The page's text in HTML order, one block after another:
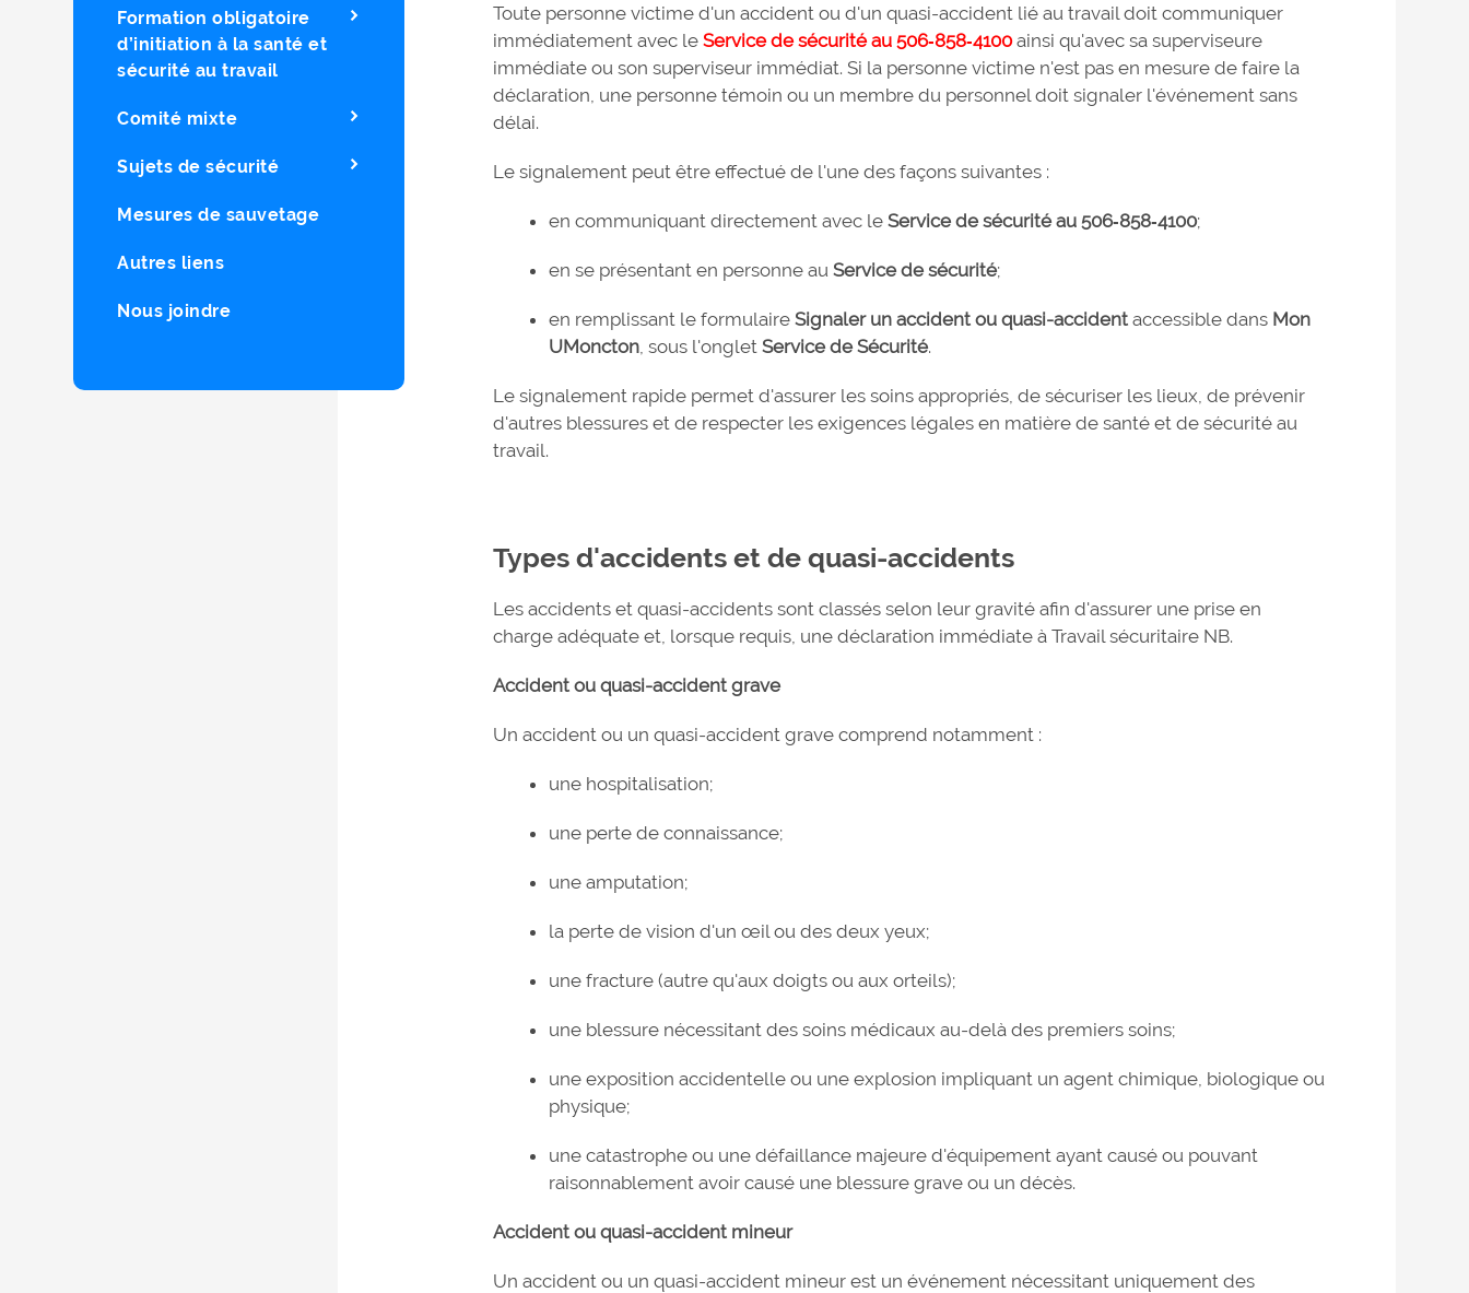
Formation obligatoire
d’initiation à la santé et
sécurité au travail
Comité mixte
Sujets de sécurité
Mesures de sauvetage
Autres liens
Nous joindre
Toute personne victime d'un accident ou d'un quasi-accident lié au travail doit communiquer
immédiatement avec leService de sécurité au 506‑858‑4100ainsi qu'avec sa superviseure
immédiate ou son superviseur immédiat. Si la personne victime n'est pas en mesure de faire la
déclaration, une personne témoin ou un membre du personnel doit signaler l'événement sans
délai.
Le signalement peut être effectué de l'une des façons suivantes :
en communiquant directement avec leService de sécurité au 506‑858‑4100;
en se présentant en personne auService de sécurité;
en remplissant le formulaireSignaler un accident ou quasi-accident accessible dans Mon
UMoncton , sous l'ongletService de Sécurité.
Le signalement rapide permet d'assurer les soins appropriés, de sécuriser les lieux, de prévenir
d'autres blessures et de respecter les exigences légales en matière de santé et de sécurité au
travail.
Types d'accidents et de quasi-accidents
Les accidents et quasi-accidents sont classés selon leur gravité afin d'assurer une prise en
charge adéquate et, lorsque requis, une déclaration immédiate à Travail sécuritaire NB.
Accident ou quasi-accident grave
Un accident ou un quasi-accident grave comprend notamment :
une hospitalisation;
une perte de connaissance;
une amputation;
la perte de vision d'un œil ou des deux yeux;
une fracture (autre qu'aux doigts ou aux orteils);
une blessure nécessitant des soins médicaux au-delà des premiers soins;
une exposition accidentelle ou une explosion impliquant un agent chimique, biologique ou
physique;
une catastrophe ou une défaillance majeure d'équipement ayant causé ou pouvant
raisonnablement avoir causé une blessure grave ou un décès.
Accident ou quasi-accident mineur
Un accident ou un quasi-accident mineur est un événement nécessitant uniquement des